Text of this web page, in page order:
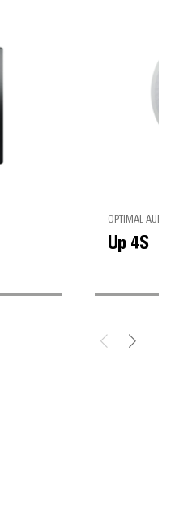
OPTIMAL AUDIO
Up 4S